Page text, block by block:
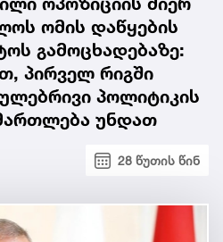
ომის დაწყების
გამოცხადებაზე:
პირველ რიგში
პოლიტიკის
უნდათ
28 წუთის წინ